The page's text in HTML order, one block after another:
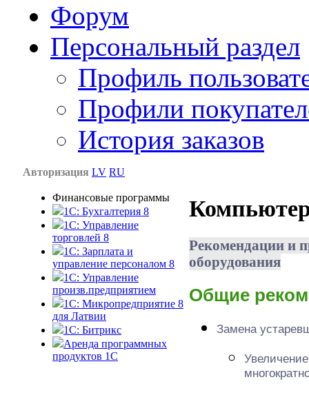
Форум
Персональный раздел
Профиль
Профили
История заказов
Авторизация LV RU
Финансовые программы
1С: Бухгалтерия 8
1C: Управление
торговлей 8
1C: Зарплата и
управление персоналом 8
1C: Управление
произв.предприятием
1С: Микропредприятие 8
для Латвии
1C: Битрикс
Аренда программных
продуктов 1С
Рекомендации и
оборудования
Общие
Замена